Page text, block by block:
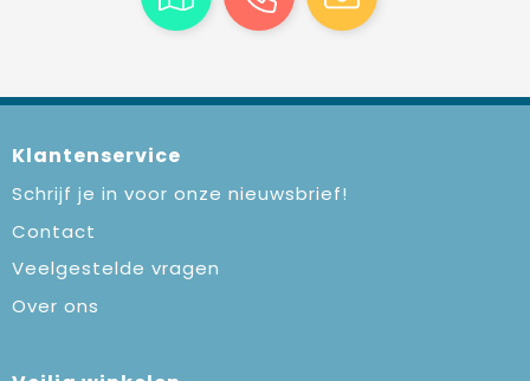
Klantenservice
Schrijf je in voor onze nieuwsbrief!
Contact
Veelgestelde vragen
Over ons